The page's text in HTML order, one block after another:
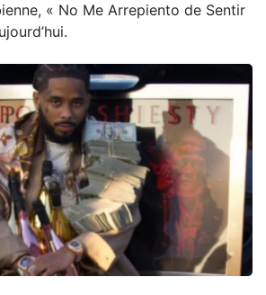
« No Me Arrepiento de Sentir